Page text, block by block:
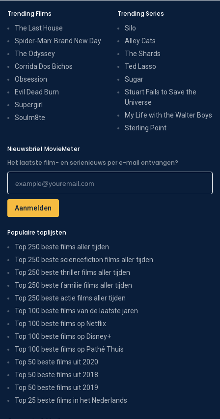
Trending Films
The Last House
Spider-Man: Brand New Day
The Odyssey
Corrida Dos Bichos
Obsession
Evil Dead Burn
Supergirl
Soulm8te
Trending Series
Silo
Alley Cats
The Shards
Ted Lasso
Sugar
Stuart Fails to Save the
Universe
My Life with the Walter Boys
Sterling Point
Nieuwsbrief MovieMeter
Het laatste film- en serienieuws per e-mail ontvangen?
Populaire toplijsten
Top 250 beste films aller tijden
Top 250 beste sciencefiction films aller tijden
Top 250 beste thriller films aller tijden
Top 250 beste familie films aller tijden
Top 250 beste actie films aller tijden
Top 100 beste films van de laatste jaren
Top 100 beste films op Netflix
Top 100 beste films op Disney+
Top 100 beste films op Pathé Thuis
Top 50 beste films uit 2020
Top 50 beste films uit 2018
Top 50 beste films uit 2019
Top 25 beste films in het Nederlands